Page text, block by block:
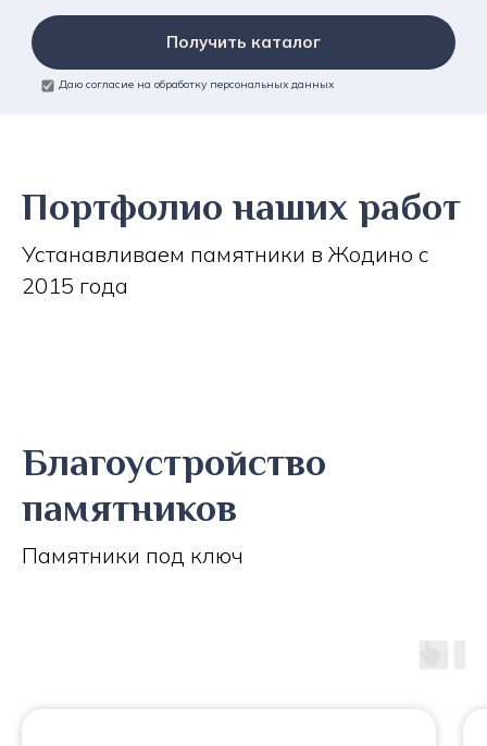
Получить каталог
Даю согласие на обработку персональных данных
Портфолио наших работ
Устанавливаем памятники в Жодино с
2015 года
Благоустройство
памятников
Памятники под ключ